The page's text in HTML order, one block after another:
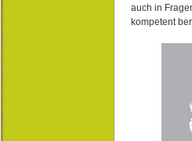
auch in
kompetent